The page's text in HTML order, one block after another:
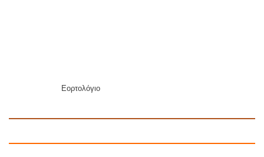
Εορτολόγιο